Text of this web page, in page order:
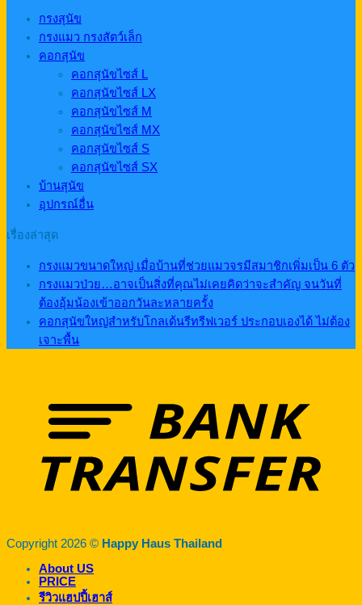
กรงสุนัข
กรงแมว กรงสัตว์เล็ก
คอกสุนัข
คอกสุนัขไซส์ L
คอกสุนัขไซส์ LX
คอกสุนัขไซส์ M
คอกสุนัขไซส์ MX
คอกสุนัขไซส์ S
คอกสุนัขไซส์ SX
บ้านสุนัข
อุปกรณ์อื่น
เรื่องล่าสุด
กรงแมวขนาดใหญ่ เมื่อบ้านที่ช่วยแมวจรมีสมาชิกเพิ่มเป็น 6 ตัว
กรงแมวป่วย…อาจเป็นสิ่งที่คุณไม่เคยคิดว่าจะสำคัญ จนวันที่
ต้องอุ้มน้องเข้าออกวันละหลายครั้ง
คอกสุนัขใหญ่สำหรับโกลเด้นรีทรีฟเวอร์ ประกอบเองได้ ไม่ต้อง
เจาะพื้น
Copyright 2026 © Happy Haus Thailand
About US
PRICE
รีวิวแฮปปี้เฮาส์